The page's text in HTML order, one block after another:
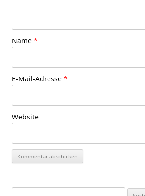
Name *
E-Mail-Adresse *
Website